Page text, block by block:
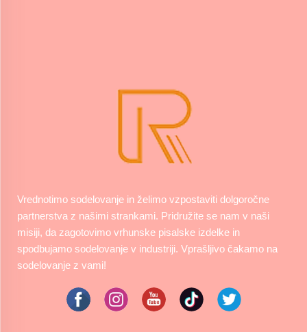
Vrednotimo sodelovanje in želimo vzpostaviti dolgoročne
partnerstva z našimi strankami. Pridružite se nam v naši
misiji, da zagotovimo vrhunske pisalske izdelke in
spodbujamo sodelovanje v industriji. Vprašljivo čakamo na
sodelovanje z vami!